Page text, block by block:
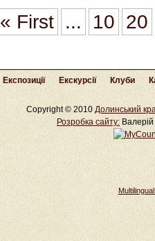
« First ... 10 20
Експозиції Екскурсії Клуби
Copyright © 2010 Долинський
Розробка cайту: